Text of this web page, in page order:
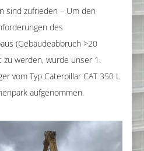
sind zufrieden – Um den
des
(Gebäudeabbruch >20
zu werden, wurde unser 1.
vom Typ Caterpillar CAT 350 L
aufgenommen.